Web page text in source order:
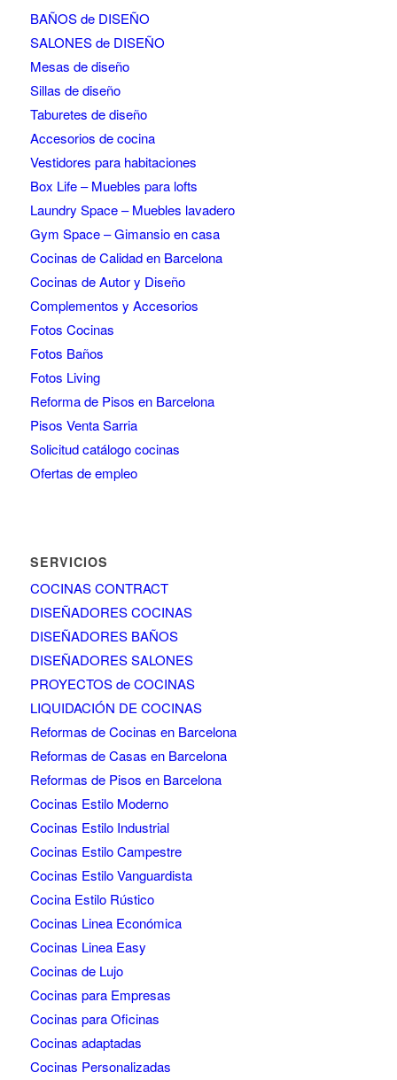
BAÑOS de DISEÑO
SALONES de DISEÑO
Mesas de diseño
Sillas de diseño
Taburetes de diseño
Accesorios de cocina
Vestidores para habitaciones
Box Life – Muebles para lofts
Laundry Space – Muebles lavadero
Gym Space – Gimansio en casa
Cocinas de Calidad en Barcelona
Cocinas de Autor y Diseño
Complementos y Accesorios
Fotos Cocinas
Fotos Baños
Fotos Living
Reforma de Pisos en Barcelona
Pisos Venta Sarria
Solicitud catálogo cocinas
Ofertas de empleo
SERVICIOS
COCINAS CONTRACT
DISEÑADORES COCINAS
DISEÑADORES BAÑOS
DISEÑADORES SALONES
PROYECTOS de COCINAS
LIQUIDACIÓN DE COCINAS
Reformas de Cocinas en Barcelona
Reformas de Casas en Barcelona
Reformas de Pisos en Barcelona
Cocinas Estilo Moderno
Cocinas Estilo Industrial
Cocinas Estilo Campestre
Cocinas Estilo Vanguardista
Cocina Estilo Rústico
Cocinas Linea Económica
Cocinas Linea Easy
Cocinas de Lujo
Cocinas para Empresas
Cocinas para Oficinas
Cocinas adaptadas
Cocinas Personalizadas